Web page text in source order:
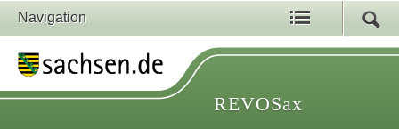
Navigation
REVOSax